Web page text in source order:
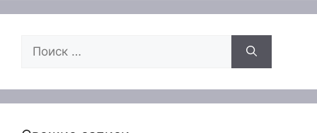
Поиск: